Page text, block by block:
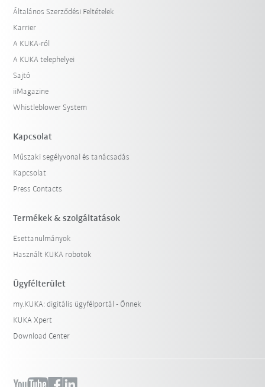
Általános Szerződési Feltételek
Karrier
A KUKA-ról
A KUKA telephelyei
Sajtó
iiMagazine
Whistleblower System
Kapcsolat
Műszaki segélyvonal és tanácsadás
Kapcsolat
Press Contacts
Termékek & szolgáltatások
Esettanulmányok
Használt KUKA robotok
Ügyfélterület
my.KUKA: digitális ügyfélportál - Önnek
KUKA Xpert
Download Center